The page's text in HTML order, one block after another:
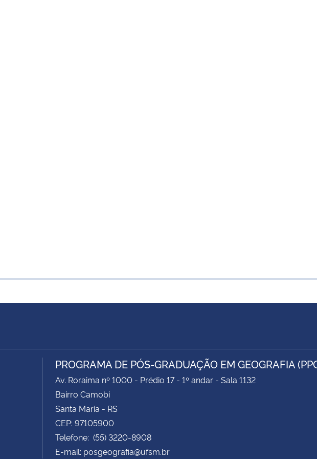
PROGRAMA DE PÓS-GRADUAÇÃO EM GEOGRAFIA
Av. Roraima nº 1000 - Prédio 17 - 1º andar - Sala 1132
Bairro Camobi
Santa Maria - RS
CEP: 97105900
Telefone: (55) 3220-8908
E-mail: posgeografia@ufsm.br